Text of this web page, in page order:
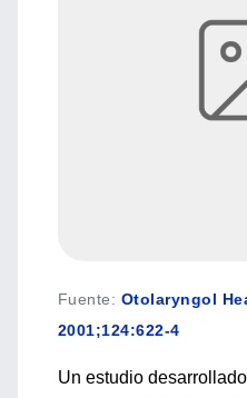
Fuente: Otolaryngol
2001;124:622-4
Un estudio